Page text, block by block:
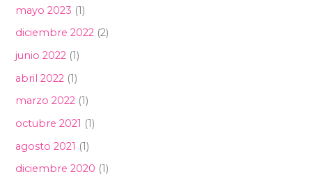
mayo 2023 (1)
diciembre 2022 (2)
junio 2022 (1)
abril 2022 (1)
marzo 2022 (1)
octubre 2021 (1)
agosto 2021 (1)
diciembre 2020 (1)